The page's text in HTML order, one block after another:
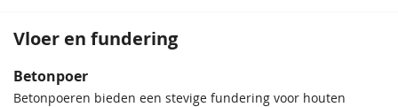
Vloer en fundering
Betonpoer
Betonpoeren bieden een stevige fundering voor houten